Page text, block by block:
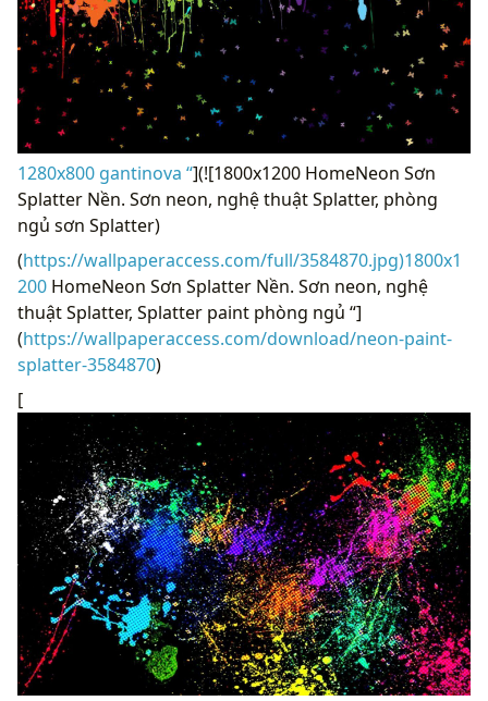
1280x800 gantinova “](![1800x1200 HomeNeon Sơn
Splatter Nền. Sơn neon, nghệ thuật Splatter, phòng
ngủ sơn Splatter)
(https://wallpaperaccess.com/full/3584870.jpg)1800x1
200 HomeNeon Sơn Splatter Nền. Sơn neon, nghệ
thuật Splatter, Splatter paint phòng ngủ “]
(https://wallpaperaccess.com/download/neon-paint-
splatter-3584870)
[